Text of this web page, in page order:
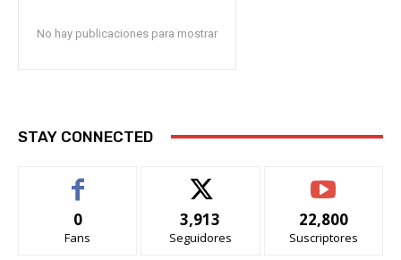
No hay publicaciones para mostrar
STAY CONNECTED
0
Fans
3,913
Seguidores
22,800
Suscriptores